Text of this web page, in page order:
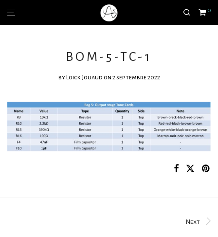
0
BOM-5-TC-1
by Loick Jouaud on 2 septembre 2022
Next